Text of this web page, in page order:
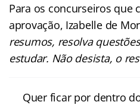
Para os concurseiros que
aprovação, Izabelle de
resumos, resolva
estudar. Não desista, o
Quer ficar por dentro